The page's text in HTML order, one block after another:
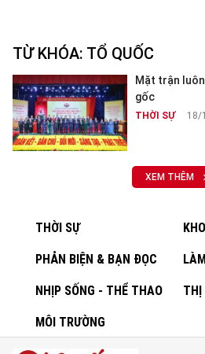
TỪ KHÓA: TỔ QUỐC
Mặt trận
gốc
THỜI SỰ 18/
XEM THÊM
THỜI SỰ
PHẢN BIỆN & BẠN ĐỌC
NHỊP SỐNG - THỂ THAO THỊ
MÔI TRƯỜNG